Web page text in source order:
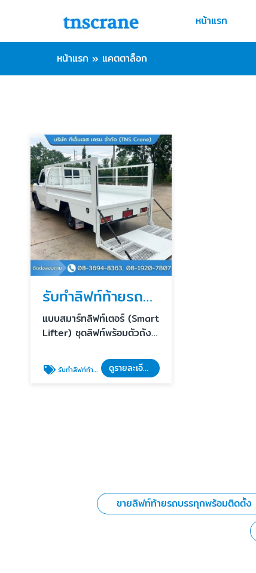
หน้าแรก
หน้าแรก » แคตตาล็อก
รับทำลิฟท์ท้ายรถบรรทุก
แบบสมาร์ทลิฟท์เตอร์ (Smart
Lifter) ชุดลิฟท์พร้อมตัวถัง
ติดตั้งเร็วภายใน 1 วัน
รับทำลิฟท์ท้ายรถบรรทุก ดูรายละเอียด
ขายลิฟท์ท้ายรถบรรทุกพร้อมติดตั้ง